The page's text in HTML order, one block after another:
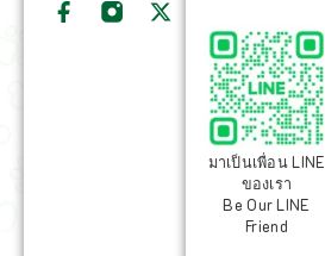
มาเป็นเพื่อน LINE
ของเรา
Be Our LINE
Friend